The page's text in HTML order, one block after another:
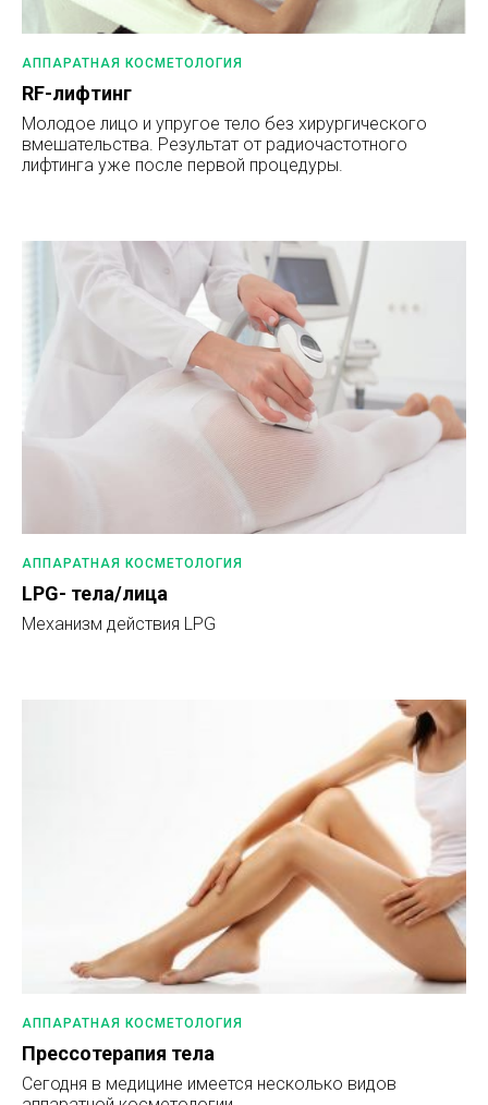
АППАРАТНАЯ КОСМЕТОЛОГИЯ
RF-лифтинг
Молодое лицо и упругое тело без хирургического
вмешательства. Результат от радиочастотного
лифтинга уже после первой процедуры.
АППАРАТНАЯ КОСМЕТОЛОГИЯ
LPG- тела/лица
Механизм действия LPG
АППАРАТНАЯ КОСМЕТОЛОГИЯ
Прессотерапия тела
Сегодня в медицине имеется несколько видов